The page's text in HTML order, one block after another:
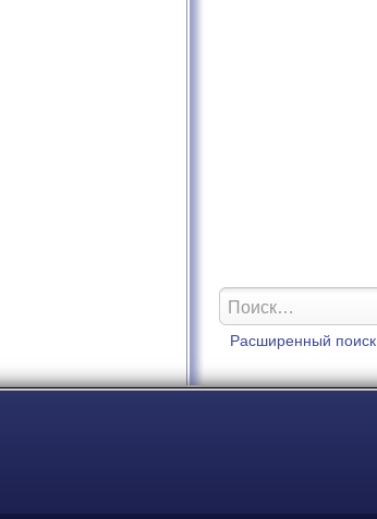
Расширенный поиск